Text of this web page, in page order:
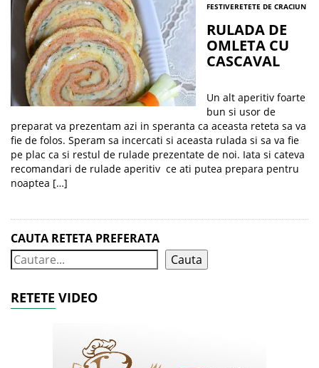
FESTIVERETETE DE CRACIUN
RULADA DE
OMLETA CU
CASCAVAL
Un alt aperitiv foarte
bun si usor de
preparat va prezentam azi in speranta ca aceasta reteta sa va
fie de folos. Speram sa incercati si aceasta rulada si sa va fie
pe plac ca si restul de rulade prezentate de noi. Iata si cateva
recomandari de rulade aperitiv ce ati putea prepara pentru
noaptea […]
CAUTA RETETA PREFERATA
Cauta
RETETE VIDEO